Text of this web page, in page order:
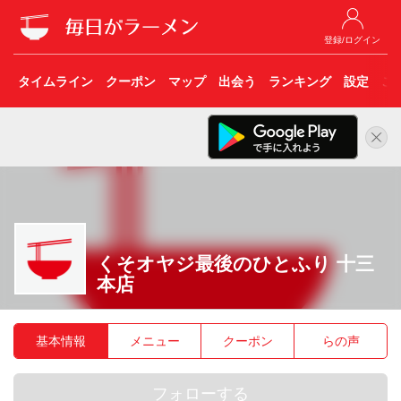
登録/ログイン
タイムライン クーポン マップ 出会う ランキング 設定 こ
くそオヤジ最後のひとふり 十三
本店
基本情報 メニュー クーポン らの声
フォローする